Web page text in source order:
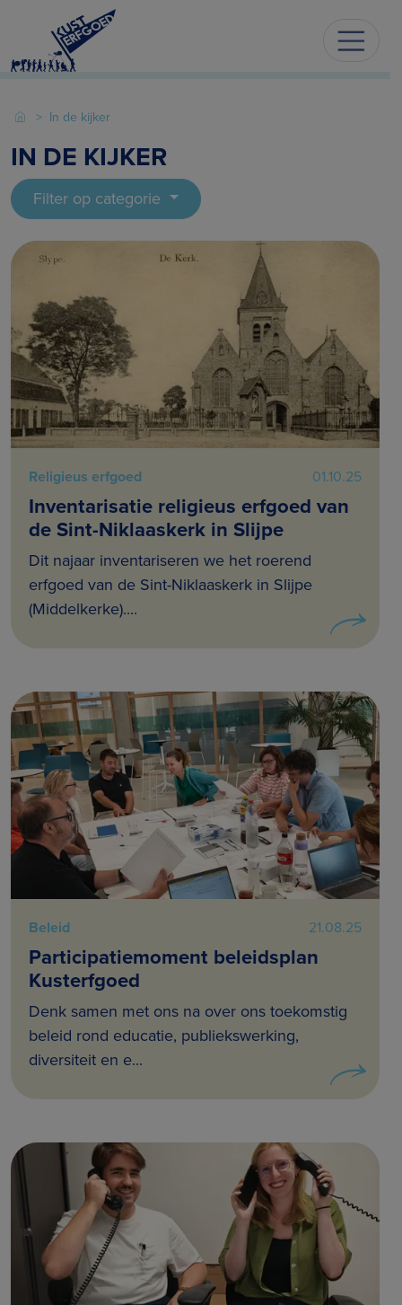
In de kijker
IN DE KIJKER
Filter op categorie
Religieus erfgoed 01.10.25
Inventarisatie religieus erfgoed van
de Sint-Niklaaskerk in Slijpe
Dit najaar inventariseren we het roerend
erfgoed van de Sint-Niklaaskerk in Slijpe
(Middelkerke)....
Beleid 21.08.25
Participatiemoment beleidsplan
Kusterfgoed
Denk samen met ons na over ons toekomstig
beleid rond educatie, publiekswerking,
diversiteit en e...